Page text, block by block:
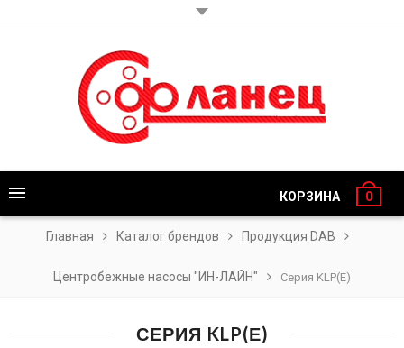
КОРЗИНА 0
Главная Каталог брендов Продукция DAB
Центробежные насосы "ИН-ЛАЙН" Серия KLP(Е)
СЕРИЯ KLP(Е)